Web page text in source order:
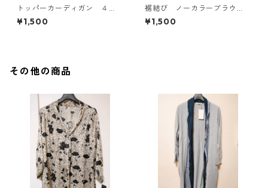
トッパーカーディガン ４
Ｌ グレー KAE-4814
¥1,500
裾結び ノーカラーブラウ
ス ３Ｌ アイボリー KAE-
4813
¥1,500
その他の商品